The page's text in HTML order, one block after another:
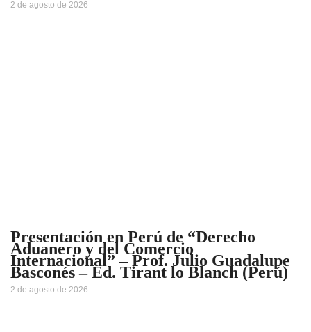
2 de agosto de 2026
Presentación en Perú de “Derecho
Aduanero y del Comercio
Internacional” – Prof. Julio Guadalupe
Basconés – Ed. Tirant lo Blanch (Perú)
2 de agosto de 2026